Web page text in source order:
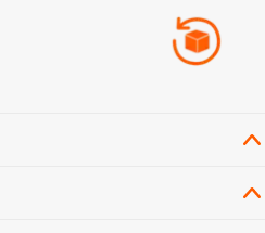
Retourplooi dubbel,
Embrasse, Plooigordijn,